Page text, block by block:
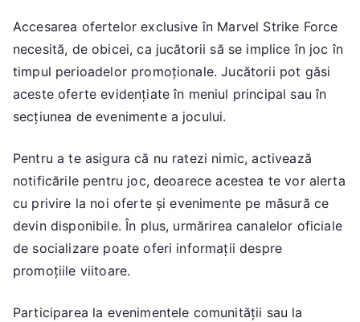
Accesarea ofertelor exclusive în Marvel Strike Force
necesită, de obicei, ca jucătorii să se implice în joc în
timpul perioadelor promoționale. Jucătorii pot găsi
aceste oferte evidențiate în meniul principal sau în
secțiunea de evenimente a jocului.
Pentru a te asigura că nu ratezi nimic, activează
notificările pentru joc, deoarece acestea te vor alerta
cu privire la noi oferte și evenimente pe măsură ce
devin disponibile. În plus, urmărirea canalelor oficiale
de socializare poate oferi informații despre
promoțiile viitoare.
Participarea la evenimentele comunității sau la